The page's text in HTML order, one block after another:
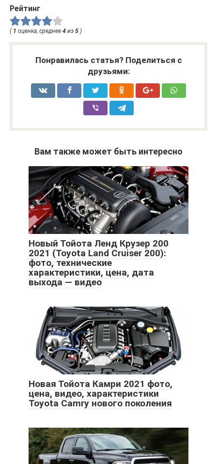
Рейтинг
( 1 оценка, среднее 4 из 5 )
Понравилась статья? Поделиться с
друзьями:
Вам также может быть интересно
Новый Тойота Ленд Крузер 200
2021 (Toyota Land Cruiser 200):
фото, технические
характеристики, цена, дата
выхода — видео
Новая Тойота Камри 2021 фото,
цена, видео, характеристики
Toyota Camry нового поколения